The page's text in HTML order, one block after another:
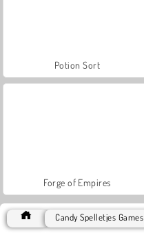
Potion Sort
Forge of Empires
Candy Spelletjes Games